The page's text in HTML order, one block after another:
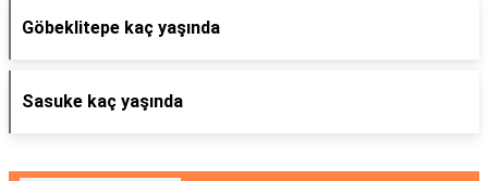
Göbeklitepe kaç yaşında
Sasuke kaç yaşında